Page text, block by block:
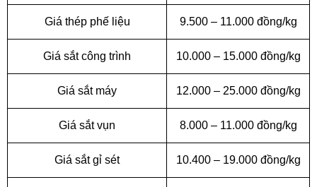
Giá thép phế liệu 9.500 – 11.000 đồng/kg
Giá sắt công trình 10.000 – 15.000 đồng/kg
Giá sắt máy 12.000 – 25.000 đồng/kg
Giá sắt vụn 8.000 – 11.000 đồng/kg
Giá sắt gỉ sét 10.400 – 19.000 đồng/kg